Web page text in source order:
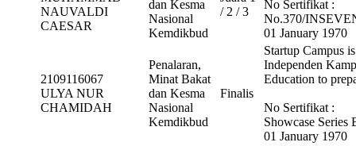
NAUVALDI
CAESAR
dan Kesma
Nasional
Kemdikbud
/ 2 / 3
No Sertifikat :
No.370/
01 January 1970
2109116067
ULYA NUR
CHAMIDAH
Penalaran,
Minat Bakat
dan Kesma
Nasional
Kemdikbud
Finalis
Startup Campus
Independen
Education to
No Sertifikat :
Showcase Series
01 January 1970